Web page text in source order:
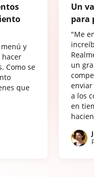
y
hacer
Como se
que
Un
para
"Me
un
a los
en